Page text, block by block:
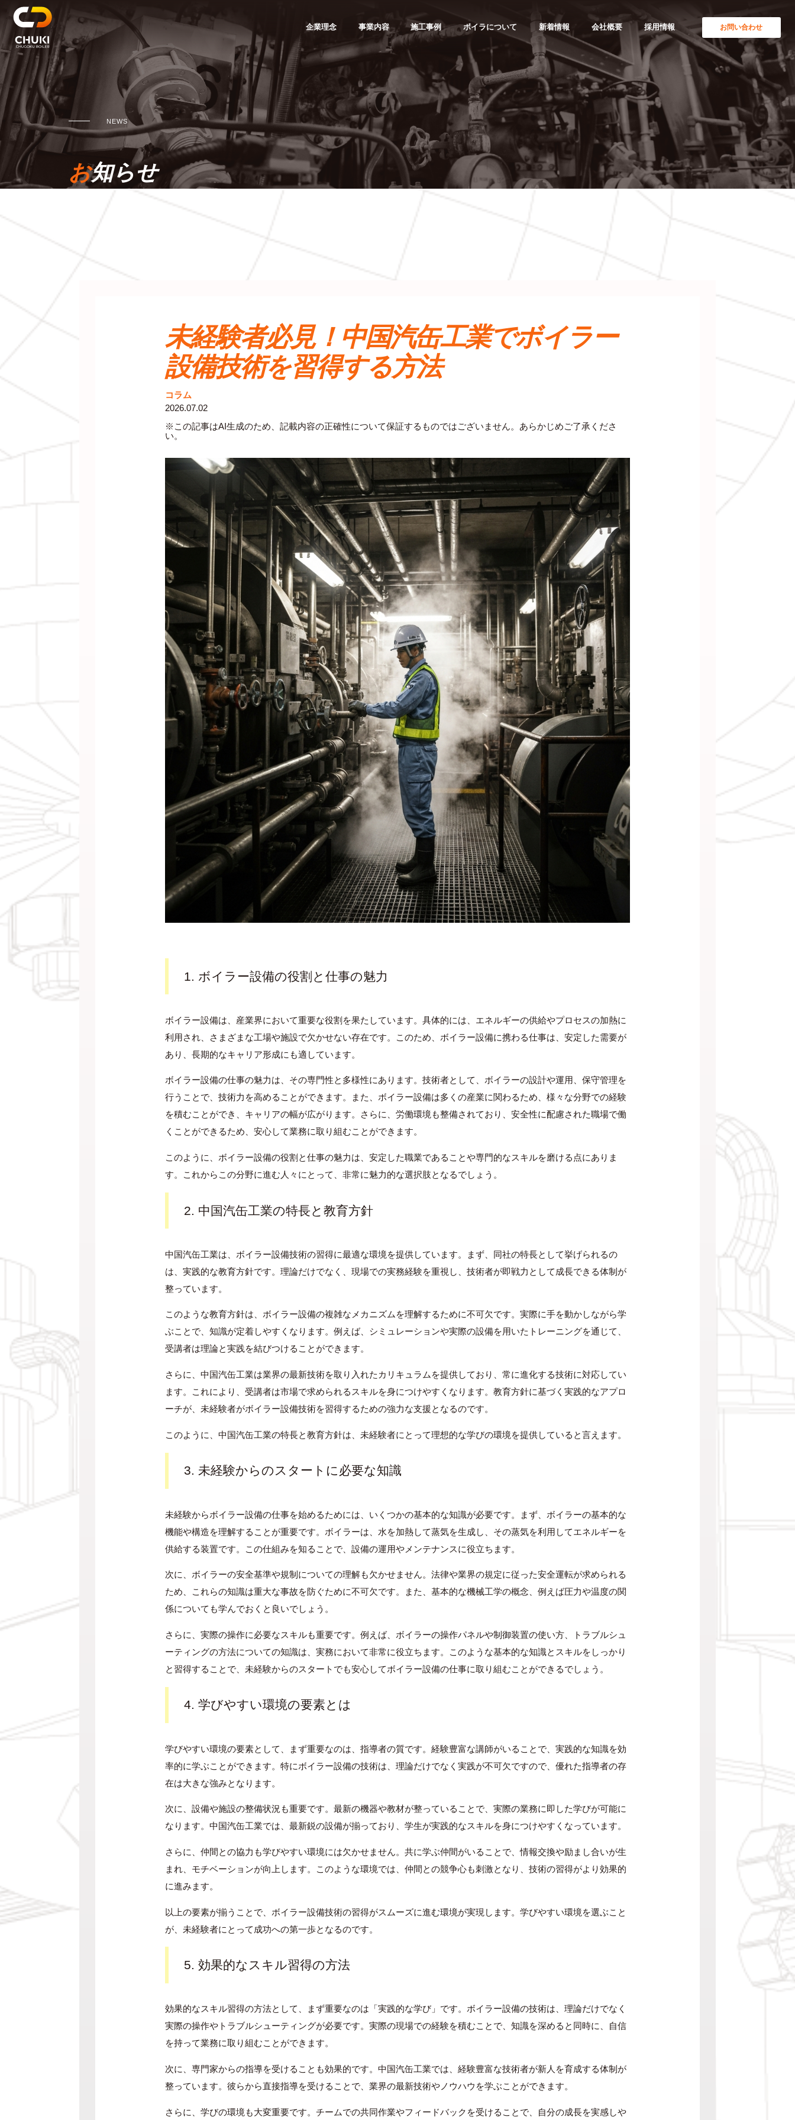
企業理念 事業内容 施工事例 ボイラについて 新着情報 会社概要 採用情報 お問い合わせ
NEWS
お知らせ
未経験者必見！中国汽缶工業でボイラー
設備技術を習得する方法
コラム
2026.07.02
※この記事はAI生成のため、記載内容の正確性について保証するものではございません。あらかじめご了承くださ
い。
1. ボイラー設備の役割と仕事の魅力
ボイラー設備は、産業界において重要な役割を果たしています。具体的には、エネルギーの供給やプロセスの加熱に
利用され、さまざまな工場や施設で欠かせない存在です。このため、ボイラー設備に携わる仕事は、安定した需要が
あり、長期的なキャリア形成にも適しています。
ボイラー設備の仕事の魅力は、その専門性と多様性にあります。技術者として、ボイラーの設計や運用、保守管理を
行うことで、技術力を高めることができます。また、ボイラー設備は多くの産業に関わるため、様々な分野での経験
を積むことができ、キャリアの幅が広がります。さらに、労働環境も整備されており、安全性に配慮された職場で働
くことができるため、安心して業務に取り組むことができます。
このように、ボイラー設備の役割と仕事の魅力は、安定した職業であることや専門的なスキルを磨ける点にありま
す。これからこの分野に進む人々にとって、非常に魅力的な選択肢となるでしょう。
2. 中国汽缶工業の特長と教育方針
中国汽缶工業は、ボイラー設備技術の習得に最適な環境を提供しています。まず、同社の特長として挙げられるの
は、実践的な教育方針です。理論だけでなく、現場での実務経験を重視し、技術者が即戦力として成長できる体制が
整っています。
このような教育方針は、ボイラー設備の複雑なメカニズムを理解するために不可欠です。実際に手を動かしながら学
ぶことで、知識が定着しやすくなります。例えば、シミュレーションや実際の設備を用いたトレーニングを通じて、
受講者は理論と実践を結びつけることができます。
さらに、中国汽缶工業は業界の最新技術を取り入れたカリキュラムを提供しており、常に進化する技術に対応してい
ます。これにより、受講者は市場で求められるスキルを身につけやすくなります。教育方針に基づく実践的なアプロ
ーチが、未経験者がボイラー設備技術を習得するための強力な支援となるのです。
このように、中国汽缶工業の特長と教育方針は、未経験者にとって理想的な学びの環境を提供していると言えます。
3. 未経験からのスタートに必要な知識
未経験からボイラー設備の仕事を始めるためには、いくつかの基本的な知識が必要です。まず、ボイラーの基本的な
機能や構造を理解することが重要です。ボイラーは、水を加熱して蒸気を生成し、その蒸気を利用してエネルギーを
供給する装置です。この仕組みを知ることで、設備の運用やメンテナンスに役立ちます。
次に、ボイラーの安全基準や規制についての理解も欠かせません。法律や業界の規定に従った安全運転が求められる
ため、これらの知識は重大な事故を防ぐために不可欠です。また、基本的な機械工学の概念、例えば圧力や温度の関
係についても学んでおくと良いでしょう。
さらに、実際の操作に必要なスキルも重要です。例えば、ボイラーの操作パネルや制御装置の使い方、トラブルシュ
ーティングの方法についての知識は、実務において非常に役立ちます。このような基本的な知識とスキルをしっかり
と習得することで、未経験からのスタートでも安心してボイラー設備の仕事に取り組むことができるでしょう。
4. 学びやすい環境の要素とは
学びやすい環境の要素として、まず重要なのは、指導者の質です。経験豊富な講師がいることで、実践的な知識を効
率的に学ぶことができます。特にボイラー設備の技術は、理論だけでなく実践が不可欠ですので、優れた指導者の存
在は大きな強みとなります。
次に、設備や施設の整備状況も重要です。最新の機器や教材が整っていることで、実際の業務に即した学びが可能に
なります。中国汽缶工業では、最新鋭の設備が揃っており、学生が実践的なスキルを身につけやすくなっています。
さらに、仲間との協力も学びやすい環境には欠かせません。共に学ぶ仲間がいることで、情報交換や励まし合いが生
まれ、モチベーションが向上します。このような環境では、仲間との競争心も刺激となり、技術の習得がより効果的
に進みます。
以上の要素が揃うことで、ボイラー設備技術の習得がスムーズに進む環境が実現します。学びやすい環境を選ぶこと
が、未経験者にとって成功への第一歩となるのです。
5. 効果的なスキル習得の方法
効果的なスキル習得の方法として、まず重要なのは「実践的な学び」です。ボイラー設備の技術は、理論だけでなく
実際の操作やトラブルシューティングが必要です。実際の現場での経験を積むことで、知識を深めると同時に、自信
を持って業務に取り組むことができます。
次に、専門家からの指導を受けることも効果的です。中国汽缶工業では、経験豊富な技術者が新人を育成する体制が
整っています。彼らから直接指導を受けることで、業界の最新技術やノウハウを学ぶことができます。
さらに、学びの環境も大変重要です。チームでの共同作業やフィードバックを受けることで、自分の成長を実感しや